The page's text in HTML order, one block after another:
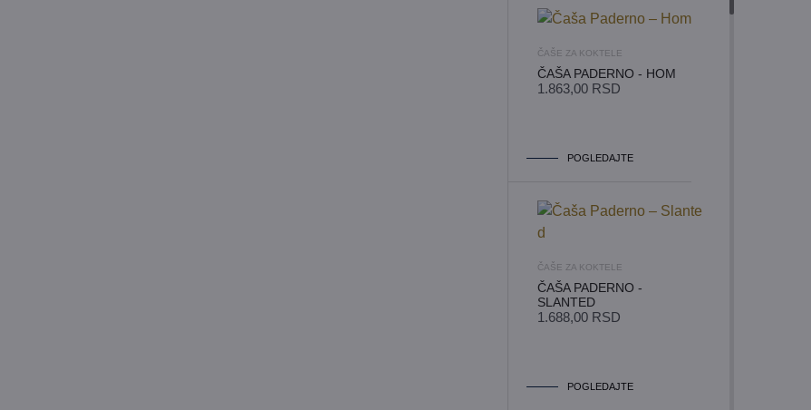
ČAŠE ZA KOKTELE
ČAŠA PADERNO - HOM
1.863,00 RSD
POGLEDAJTE
ČAŠE ZA KOKTELE
ČAŠA PADERNO -
SLANTED
1.688,00 RSD
POGLEDAJTE